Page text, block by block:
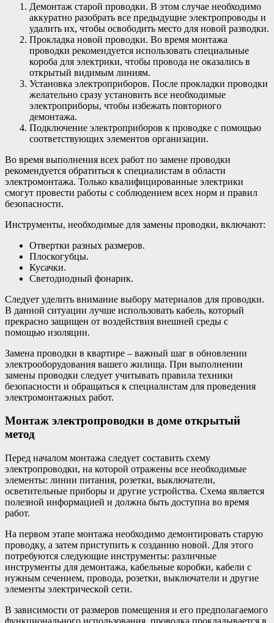
Демонтаж старой проводки. В этом случае необходимо
аккуратно разобрать все предыдущие электропроводы и
удалить их, чтобы освободить место для новой разводки.
Прокладка новой проводки. Во время монтажа
проводки рекомендуется использовать специальные
короба для электрики, чтобы провода не оказались в
открытый видимым линиям.
Установка электроприборов. После прокладки проводки
желательно сразу установить все необходимые
электроприборы, чтобы избежать повторного
демонтажа.
Подключение электроприборов к проводке с помощью
соответствующих элементов организации.
Во время выполнения всех работ по замене проводки
рекомендуется обратиться к специалистам в области
электромонтажа. Только квалифицированные электрики
смогут провести работы с соблюдением всех норм и правил
безопасности.
Инструменты, необходимые для замены проводки, включают:
Отвертки разных размеров.
Плоскогубцы.
Кусачки.
Светодиодный фонарик.
Следует уделить внимание выбору материалов для проводки.
В данной ситуации лучше использовать кабель, который
прекрасно защищен от воздействия внешней среды с
помощью изоляции.
Замена проводки в квартире – важный шаг в обновлении
электрооборудования вашего жилища. При выполнении
замены проводки следует учитывать правила техники
безопасности и обращаться к специалистам для проведения
электромонтажных работ.
Монтаж электропроводки в доме открытый
метод
Перед началом монтажа следует составить схему
электропроводки, на которой отражены все необходимые
элементы: линии питания, розетки, выключатели,
осветительные приборы и другие устройства. Схема является
полезной информацией и должна быть доступна во время
работ.
На первом этапе монтажа необходимо демонтировать старую
проводку, а затем приступить к созданию новой. Для этого
потребуются следующие инструменты: различные
инструменты для демонтажа, кабельные коробки, кабели с
нужным сечением, провода, розетки, выключатели и другие
элементы электрической сети.
В зависимости от размеров помещения и его предполагаемого
функционального использования, проводка прокладывается в